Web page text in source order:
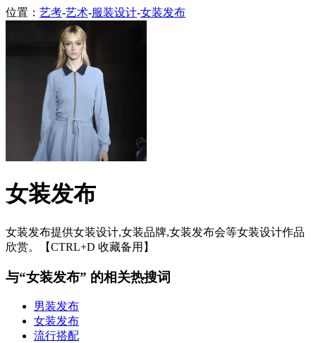
位置： 艺考-艺术-服装设计-女装发布
女装发布
女装发布提供女装设计,女装品牌,女装发布会等女装设计作品
欣赏。【CTRL+D 收藏备用】
与“女装发布” 的相关热搜词
男装发布
女装发布
流行搭配